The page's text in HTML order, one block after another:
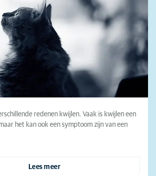
redenen kwijlen. Vaak is kwijlen een
het kan ook een symptoom zijn van een
Lees meer